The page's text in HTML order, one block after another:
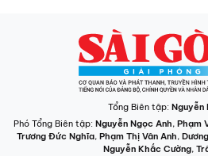
Tổng Biên tập: Nguyễn
Phó Tổng Biên tập: Nguyễn Ngọc Anh, Phạm
Trương Đức Nghĩa, Phạm Thị Vân Anh,
Nguyễn Khắc Cường,